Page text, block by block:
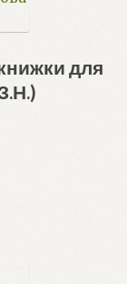
для